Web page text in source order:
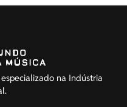
na Indústria